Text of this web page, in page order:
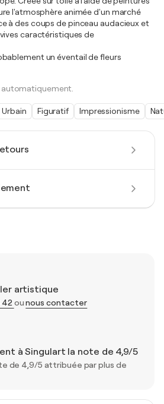
artistique
42 ounous contacter
à Singulart la note de 4,9/5
de 4,9/5 attribuée par plus de
l'atmosphère animée d'un marché
à des coups de pinceau audacieux et
caractéristiques de
un éventail de fleurs
Urbain Figuratif Impressionisme